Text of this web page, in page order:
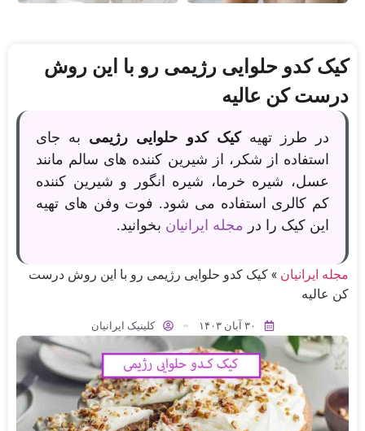
کیک کدو حلوایی رژیمی رو با این روش
درست کن عالیه
در طرز تهیهکیک کدو حلوایی رژیمی به جای
استفاده از شکر، از شیرین کننده های سالم مانند
عسل، شیره خرما، شیره انگور و شیرین کننده
کم کالری استفاده می شود. فوت وفن های تهیه
این کیک را در مجله ایرانیان بخوانید.
مجله ایرانیان »کیک کدو حلوایی رژیمی رو با این روش درست
کن عالیه
۳۰ آبان ۱۴۰۳ کلینیک ایرانیان